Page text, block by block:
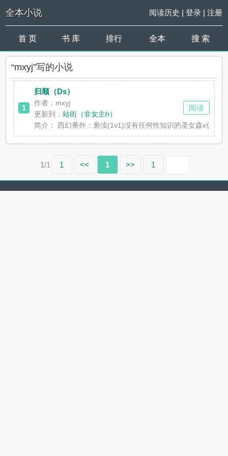
全本小说 阅读历史 | 登录| 注册
首 页 书 库 排行 全本 搜 索
“mxyj”写的小说
1
归顺（Ds）
作者：mxyj
更新到：站街（非女主h）
简介：
西幻番外：亵渎(1v1)没有任何性知识的圣女森x伪装
阅读
1/1 1 << 1 >> 1